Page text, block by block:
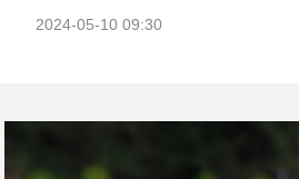
2024-05-10 09:30